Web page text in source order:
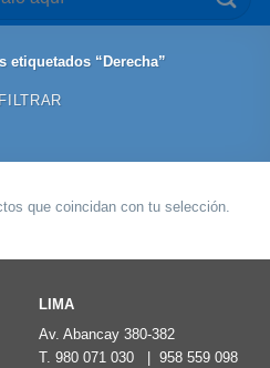
etiquetados “Derecha”
FILTRAR
que coincidan con tu selección.
LIMA
Av. Abancay 380-382
T. 980 071 030 958 559 098